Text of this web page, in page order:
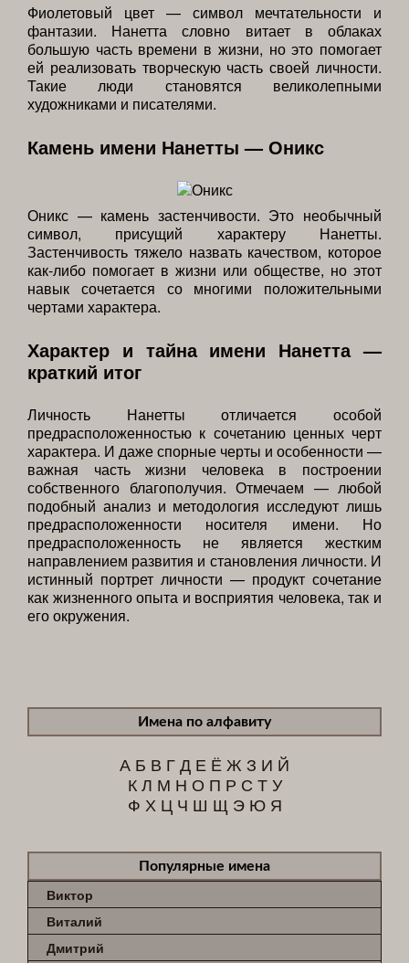
Фиолетовый цвет — символ мечтательности и
фантазии. Нанетта словно витает в облаках
большую часть времени в жизни, но это помогает
ей реализовать творческую часть своей личности.
Такие люди становятся великолепными
художниками и писателями.
Камень имени Нанетты — Оникс
Оникс — камень застенчивости. Это необычный
символ, присущий характеру Нанетты.
Застенчивость тяжело назвать качеством, которое
как-либо помогает в жизни или обществе, но этот
навык сочетается со многими положительными
чертами характера.
Характер и тайна имени Нанетта —
краткий итог
Личность Нанетты отличается особой
предрасположенностью к сочетанию ценных черт
характера. И даже спорные черты и особенности —
важная часть жизни человека в построении
собственного благополучия. Отмечаем — любой
подобный анализ и методология исследуют лишь
предрасположенности носителя имени. Но
предрасположенность не является жестким
направлением развития и становления личности. И
истинный портрет личности — продукт сочетание
как жизненного опыта и восприятия человека, так и
его окружения.
Имена по алфавиту
А Б В ГД Е Ё Ж З И Й
К Л М Н О П Р С Т У
Ф Х Ц Ч Ш Щ Э Ю Я
Популярные имена
Виктор
Виталий
Дмитрий